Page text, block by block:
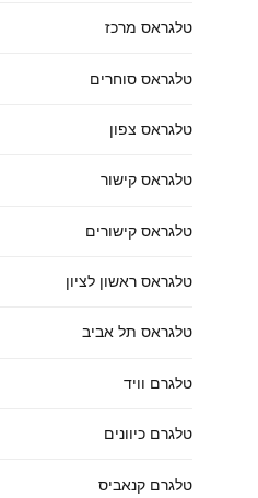
טלגראס מרכז
טלגראס סוחרים
טלגראס צפון
טלגראס קישור
טלגראס קישורים
טלגראס ראשון לציון
טלגראס תל אביב
טלגרם וויד
טלגרם כיוונים
טלגרם קנאביס